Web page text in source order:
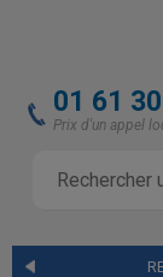
01 61
Prix d'un appel